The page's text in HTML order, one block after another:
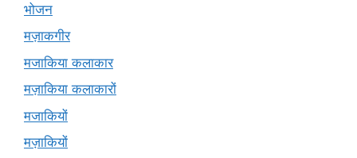
भोजन
मज़ाकगीर
मजाकिया कलाकार
मज़ाकिया कलाकारों
मजाकियों
मज़ाकियों